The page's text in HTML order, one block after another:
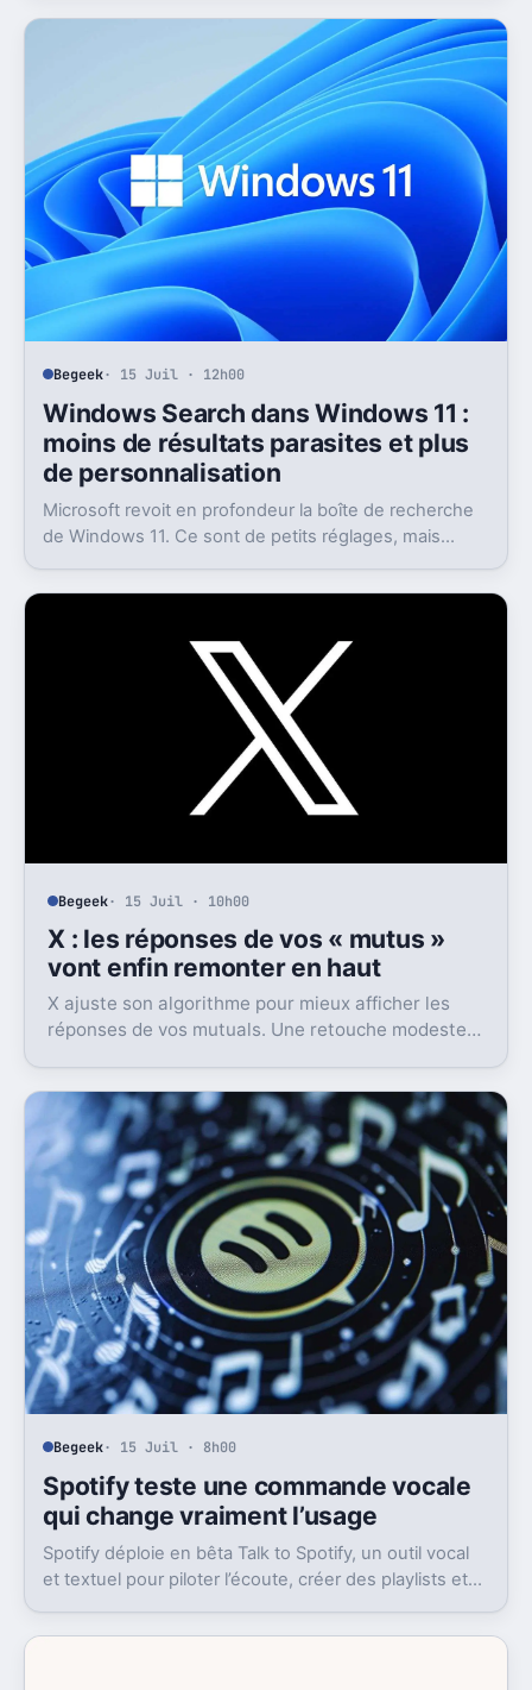
abonnements.
Begeek· 15 Juil · 12h00
Windows Search dans Windows 11 :
moins de résultats parasites et plus
de personnalisation
Microsoft revoit en profondeur la boîte de recherche
de Windows 11. Ce sont de petits réglages, mais
Begeek· 15 Juil · 10h00
X : les réponses de vos « mutus »
vont enfin remonter en haut
X ajuste son algorithme pour mieux afficher les
réponses de vos mutuals. Une retouche modeste
Begeek· 15 Juil · 8h00
Spotify teste une commande vocale
qui change vraiment l’usage
Spotify déploie en bêta Talk to Spotify, un outil vocal
et textuel pour piloter l’écoute, créer des playlists et